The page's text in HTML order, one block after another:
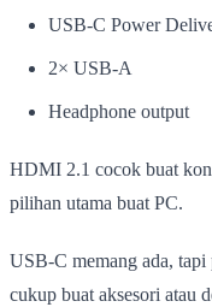
USB-C Power
2× USB-A
Headphone output
HDMI 2.1 cocok buat
pilihan utama buat PC.
USB-C memang ada,
cukup buat aksesori atau